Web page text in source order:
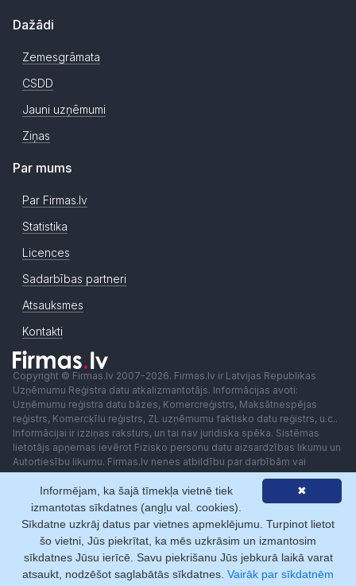
Dažādi
Zemesgrāmata
CSDD
Jauni uzņēmumi
Ziņas
Par mums
Par Firmas.lv
Statistika
Licences
Sadarbības partneri
Atsauksmes
Kontakti
Copyright © Firmas.lv 2007-2026. Firmas.lv ir Latvijas Republikas
Uzņēmumu Reģistra datu atkalizmantotājs. Informācijas avoti:
Uzņēmumu reģistra datu bāzes, Komercreģistrs, Maksātnespējas
reģistrs, Komercķīlu reģistrs, ZL uzņēmumu faktisko datu reģistrs, u.c..
Informācijai ir izziņas raksturs, un tai nav juridiska spēka. Sistēmas
lietotājs apņemas ievērot Fizisko personu datu aizsardzības likumu un
Autortiesību likumu. Firmas.lv nenes atbildību par darbībām vai
lēmumiem, kas balstīti uz saņemto pakalpojumu. Lietotājam aizliegts
izmantot jebkādas automatizētas sistēmas vai iekārtas (robotus)
piekļuvei sistēmai bez rakstiskas saskaņošanas ar Firmas.lv. Galvenā
redaktore: Ingūna Pempere.
Lietošanas noteikumi
Privātuma politika Norēķini ar
✖
Informējam, ka šajā tīmekļa vietnē tiek
izmantotas sīkdatnes (angļu val. cookies).
Sīkdatne uzkrāj datus par vietnes apmeklējumu. Turpinot lietot
šo vietni, Jūs piekrītat, ka mēs uzkrāsim un izmantosim
sīkdatnes Jūsu ierīcē. Savu piekrišanu Jūs jebkurā laikā varat
atsaukt, nodzēšot saglabātās sīkdatnes. Vairāk par sīkdatnēm